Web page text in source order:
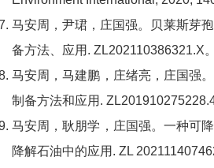
马安周，尹珺，庄国强。贝莱斯芽
备方法、应用. ZL202110386321.X。
马安周，马建鹏，庄绪亮，庄国强
制备方法和应用. ZL201910275228.4
马安周，耿朋学，庄国强。一种可
降解石油中的应用. ZL